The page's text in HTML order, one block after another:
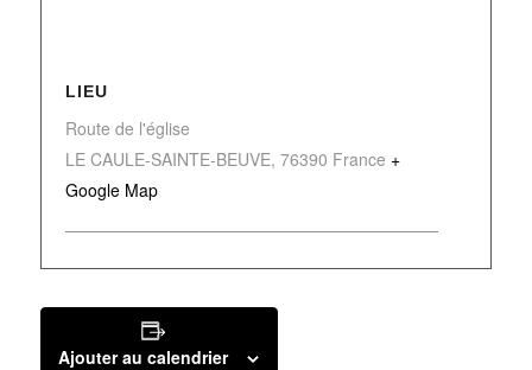
LIEU
Route de l'église
LE CAULE-SAINTE-BEUVE, 76390 France +
Google Map
Ajouter au calendrier